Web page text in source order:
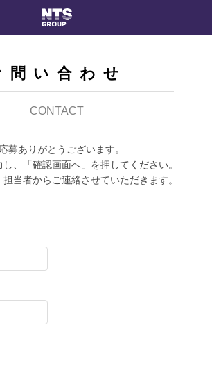
問い合わせ
CONTACT
募ありがとうございます。
、「確認画面へ」を押してください。
当者からご連絡させていただきます。